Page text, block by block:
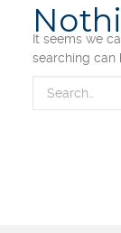
It seems we
searching can